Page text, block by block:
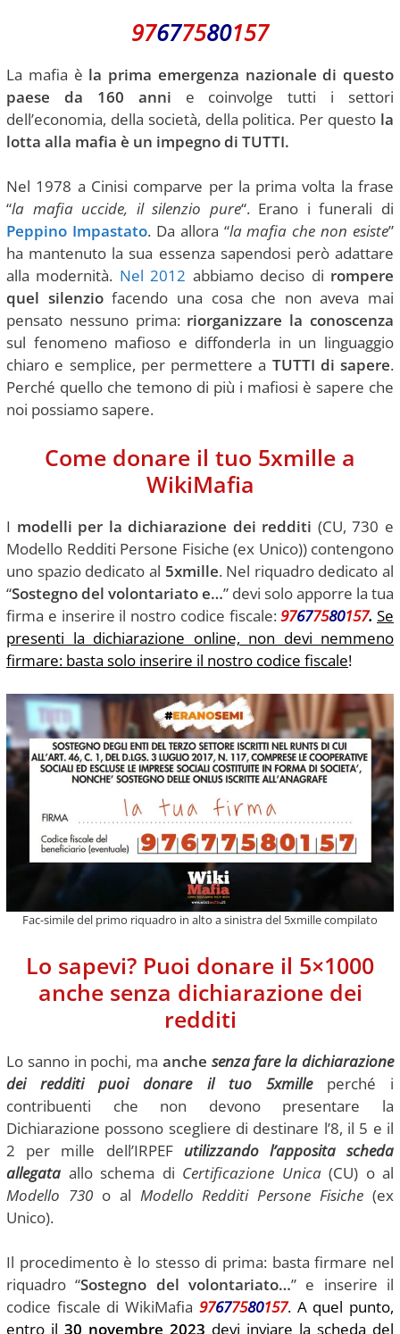
97677580157
La mafia è la prima emergenza nazionale di questo
paese da 160 anni e coinvolge tutti i settori
dell’economia, della società, della politica. Per questo la
lotta alla mafia è un impegno di TUTTI.
Nel 1978 a Cinisi comparve per la prima volta la frase
“la mafia uccide, il silenzio pure“. Erano i funerali di
Peppino Impastato. Da allora “la mafia che non esiste”
ha mantenuto la sua essenza sapendosi però adattare
alla modernità. Nel 2012 abbiamo deciso di rompere
quel silenziofacendo una cosa che non aveva mai
pensato nessuno prima: riorganizzare la conoscenza
sul fenomeno mafioso e diffonderla in un linguaggio
chiaro e semplice, per permettere a TUTTI di sapere.
Perché quello che temono di più i mafiosi è sapere che
noi possiamo sapere.
Come donare il tuo 5xmille a
WikiMafia
I modelli per la dichiarazione dei redditi (CU, 730 e
Modello Redditi Persone Fisiche (ex Unico)) contengono
uno spazio dedicato al 5xmille. Nel riquadro dedicato al
“Sostegno del volontariato e…” devi solo apporre la tua
firma e inserire il nostro codice fiscale:97677580157. Se
presenti la dichiarazione online, non devi nemmeno
firmare: basta solo inserire il nostro codice fiscale!
Fac-simile del primo riquadro in alto a sinistra del 5xmille compilato
Lo sapevi? Puoi donare il 5×1000
anche senza dichiarazione dei
redditi
Lo sanno in pochi, ma anche senza fare la dichiarazione
dei redditi puoi donare il tuo 5xmilleperché i
contribuenti che non devono presentare la
Dichiarazione possono scegliere di destinare l’8, il 5 e il
2 per mille dell’IRPEF utilizzando l’apposita scheda
allegata allo schema di Certificazione Unica(CU) o al
Modello 730o al Modello Redditi Persone Fisiche (ex
Unico).
Il procedimento è lo stesso di prima: basta firmare nel
riquadro “Sostegno del volontariato…” e inserire il
codice fiscale di WikiMafia 97677580157. A quel punto,
entro il 30 novembre 2023 devi inviare la scheda del